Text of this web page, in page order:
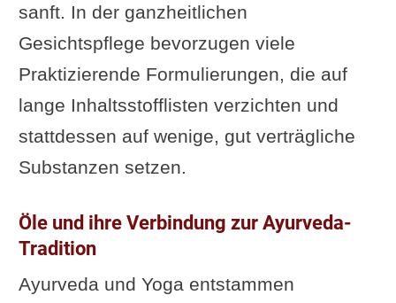
sanft. In der ganzheitlichen
Gesichtspflege bevorzugen viele
Praktizierende Formulierungen, die auf
lange Inhaltsstofflisten verzichten und
stattdessen auf wenige, gut verträgliche
Substanzen setzen.
Öle und ihre Verbindung zur Ayurveda-
Tradition
Ayurveda und Yoga entstammen